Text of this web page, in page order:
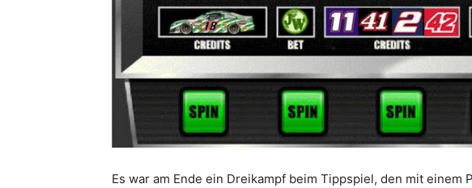
Es war am Ende ein Dreikampf beim Tippspiel, den mit einem